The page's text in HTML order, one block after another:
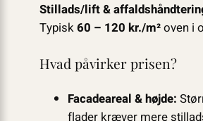
Stillads/lift &
Typisk60 – 120 kr./m²oven i
Hvad påvirker prisen?
Facadeareal & højde:
flader kræver mere